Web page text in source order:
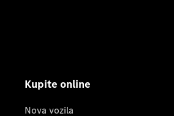
Kupite online
Nova vozila